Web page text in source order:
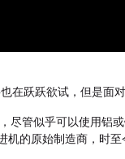
跃跃欲试，但是面
尽管似乎可以使用
的原始制造商，时至